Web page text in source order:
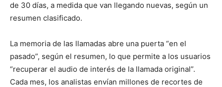
de 30 días, a medida que van llegando nuevas, según un
resumen clasificado.
La memoria de las llamadas abre una puerta “en el
pasado”, según el resumen, lo que permite a los usuarios
“recuperar el audio de interés de la llamada original”.
Cada mes, los analistas envían millones de recortes de